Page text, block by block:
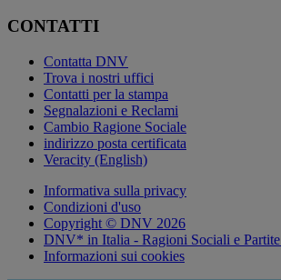
CONTATTI
Contatta DNV
Trova i nostri uffici
Contatti per la stampa
Segnalazioni e Reclami
Cambio Ragione Sociale
indirizzo posta certificata
Veracity (English)
Informativa sulla privacy
Condizioni d'uso
Copyright © DNV 2026
DNV* in Italia - Ragioni Sociali e
Informazioni sui cookies